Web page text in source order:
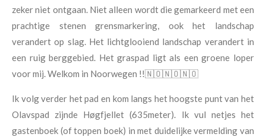
zeker niet ontgaan. Niet alleen wordt die gemarkeerd met een
prachtige stenen grensmarkering, ook het landschap
verandert op slag. Het lichtglooiend landschap verandert in
een ruig berggebied. Het graspad ligt als een groene loper
voor mij. Welkom in Noorwegen !!🇳🇴🇳🇴🇳🇴
Ik volg verder het pad en kom langs het hoogste punt van het
Olavspad zijnde Høgfjellet (635meter). Ik vul netjes het
gastenboek (of toppen boek) in met duidelijke vermelding van